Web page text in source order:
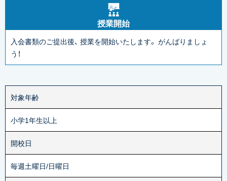
授業開始
入会書類のご提出後、 授業を開始いたします。 がんばりましょ
う！
対象年齢
小学1年生以上
開校日
毎週土曜日/日曜日